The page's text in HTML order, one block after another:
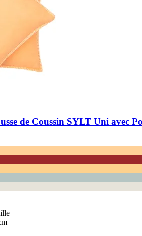
de Coussin SYLT Uni avec